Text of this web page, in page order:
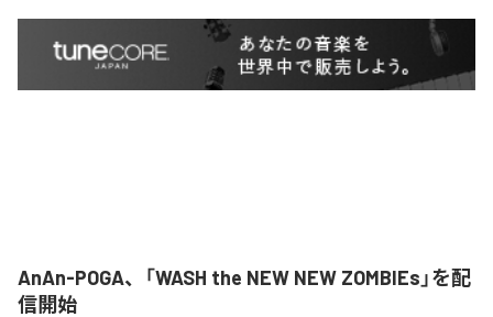
AnAn-POGA、「WASH the NEW NEW ZOMBIEs」を配
信開始